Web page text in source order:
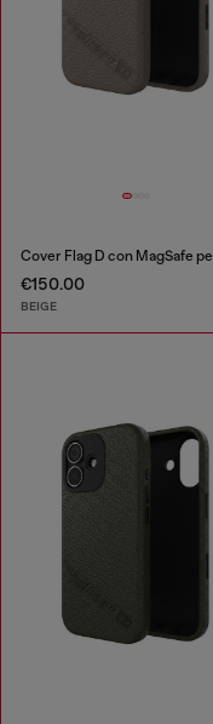
€150.00
BEIGE